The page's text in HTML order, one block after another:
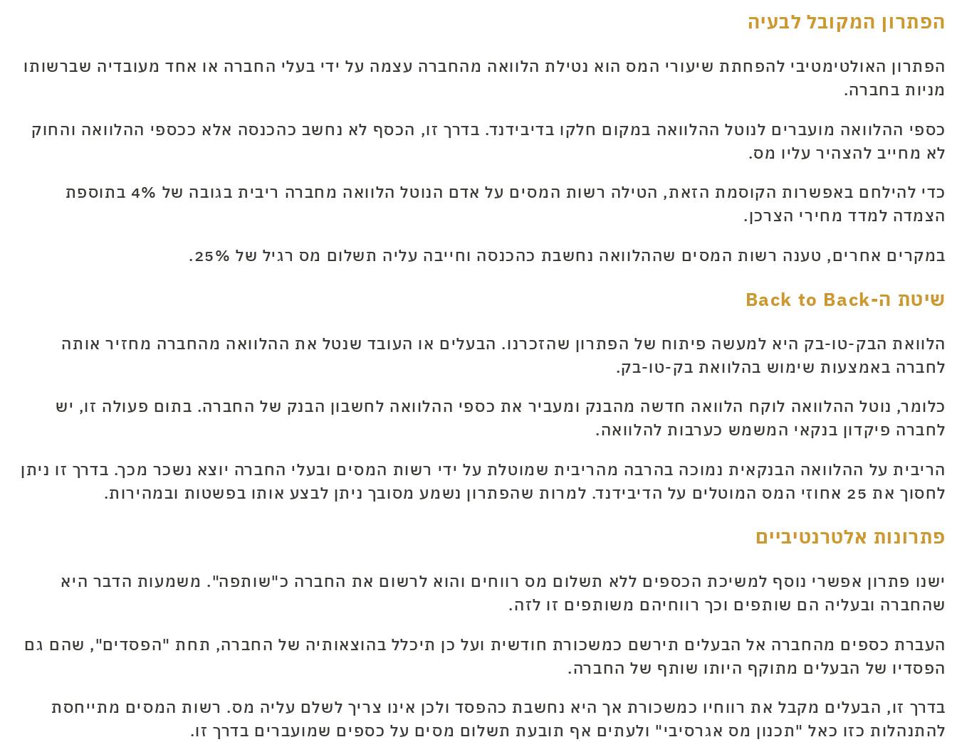
הפתרון המקובל לבעיה
הפתרון האולטימטיבי להפחתת שיעורי המס הוא נטילת הלוואה מהחברה עצמה על ידי בעלי החברה או אחד מעובדיה שברשותו
מניות בחברה.
כספי ההלוואה מועברים לנוטל ההלוואה במקום חלקו בדיבידנד. בדרך זו, הכסף לא נחשב כהכנסה אלא ככספי ההלוואה והחוק
לא מחייב להצהיר עליו מס.
כדי להילחם באפשרות הקוסמת הזאת, הטילה רשות המסים על אדם הנוטל הלוואה מחברה ריבית בגובה של 4% בתוספת
הצמדה למדד מחירי הצרכן.
במקרים אחרים, טענה רשות המסים שההלוואה נחשבת כהכנסה וחייבה עליה תשלום מס רגיל של 25%.
שיטת ה-Back to Back
הלוואת הבק-טו-בק היא למעשה פיתוח של הפתרון שהזכרנו. הבעלים או העובד שנטל את ההלוואה מהחברה מחזיר אותה
לחברה באמצעות שימוש בהלוואת בק-טו-בק.
כלומר, נוטל ההלוואה לוקח הלוואה חדשה מהבנק ומעביר את כספי ההלוואה לחשבון הבנק של החברה. בתום פעולה זו, יש
לחברה פיקדון בנקאי המשמש כערבות להלוואה.
הריבית על ההלוואה הבנקאית נמוכה בהרבה מהריבית שמוטלת על ידי רשות המסים ובעלי החברה יוצא נשכר מכך. בדרך זו ניתן
לחסוך את 25 אחוזי המס המוטלים על הדיבידנד. למרות שהפתרון נשמע מסובך ניתן לבצע אותו בפשטות ובמהירות.
פתרונות אלטרנטיביים
ישנו פתרון אפשרי נוסף למשיכת הכספים ללא תשלום מס רווחים והוא לרשום את החברה כ"שותפה". משמעות הדבר היא
שהחברה ובעליה הם שותפים וכך רווחיהם משותפים זו לזה.
העברת כספים מהחברה אל הבעלים תירשם כמשכורת חודשית ועל כן תיכלל בהוצאותיה של החברה, תחת "הפסדים", שהם גם
הפסדיו של הבעלים מתוקף היותו שותף של החברה.
בדרך זו, הבעלים מקבל את רווחיו כמשכורת אך היא נחשבת כהפסד ולכן אינו צריך לשלם עליה מס. רשות המסים מתייחסת
להתנהלות כזו כאל "תכנון מס אגרסיבי" ולעתים אף תובעת תשלום מסים על כספים שמועברים בדרך זו.